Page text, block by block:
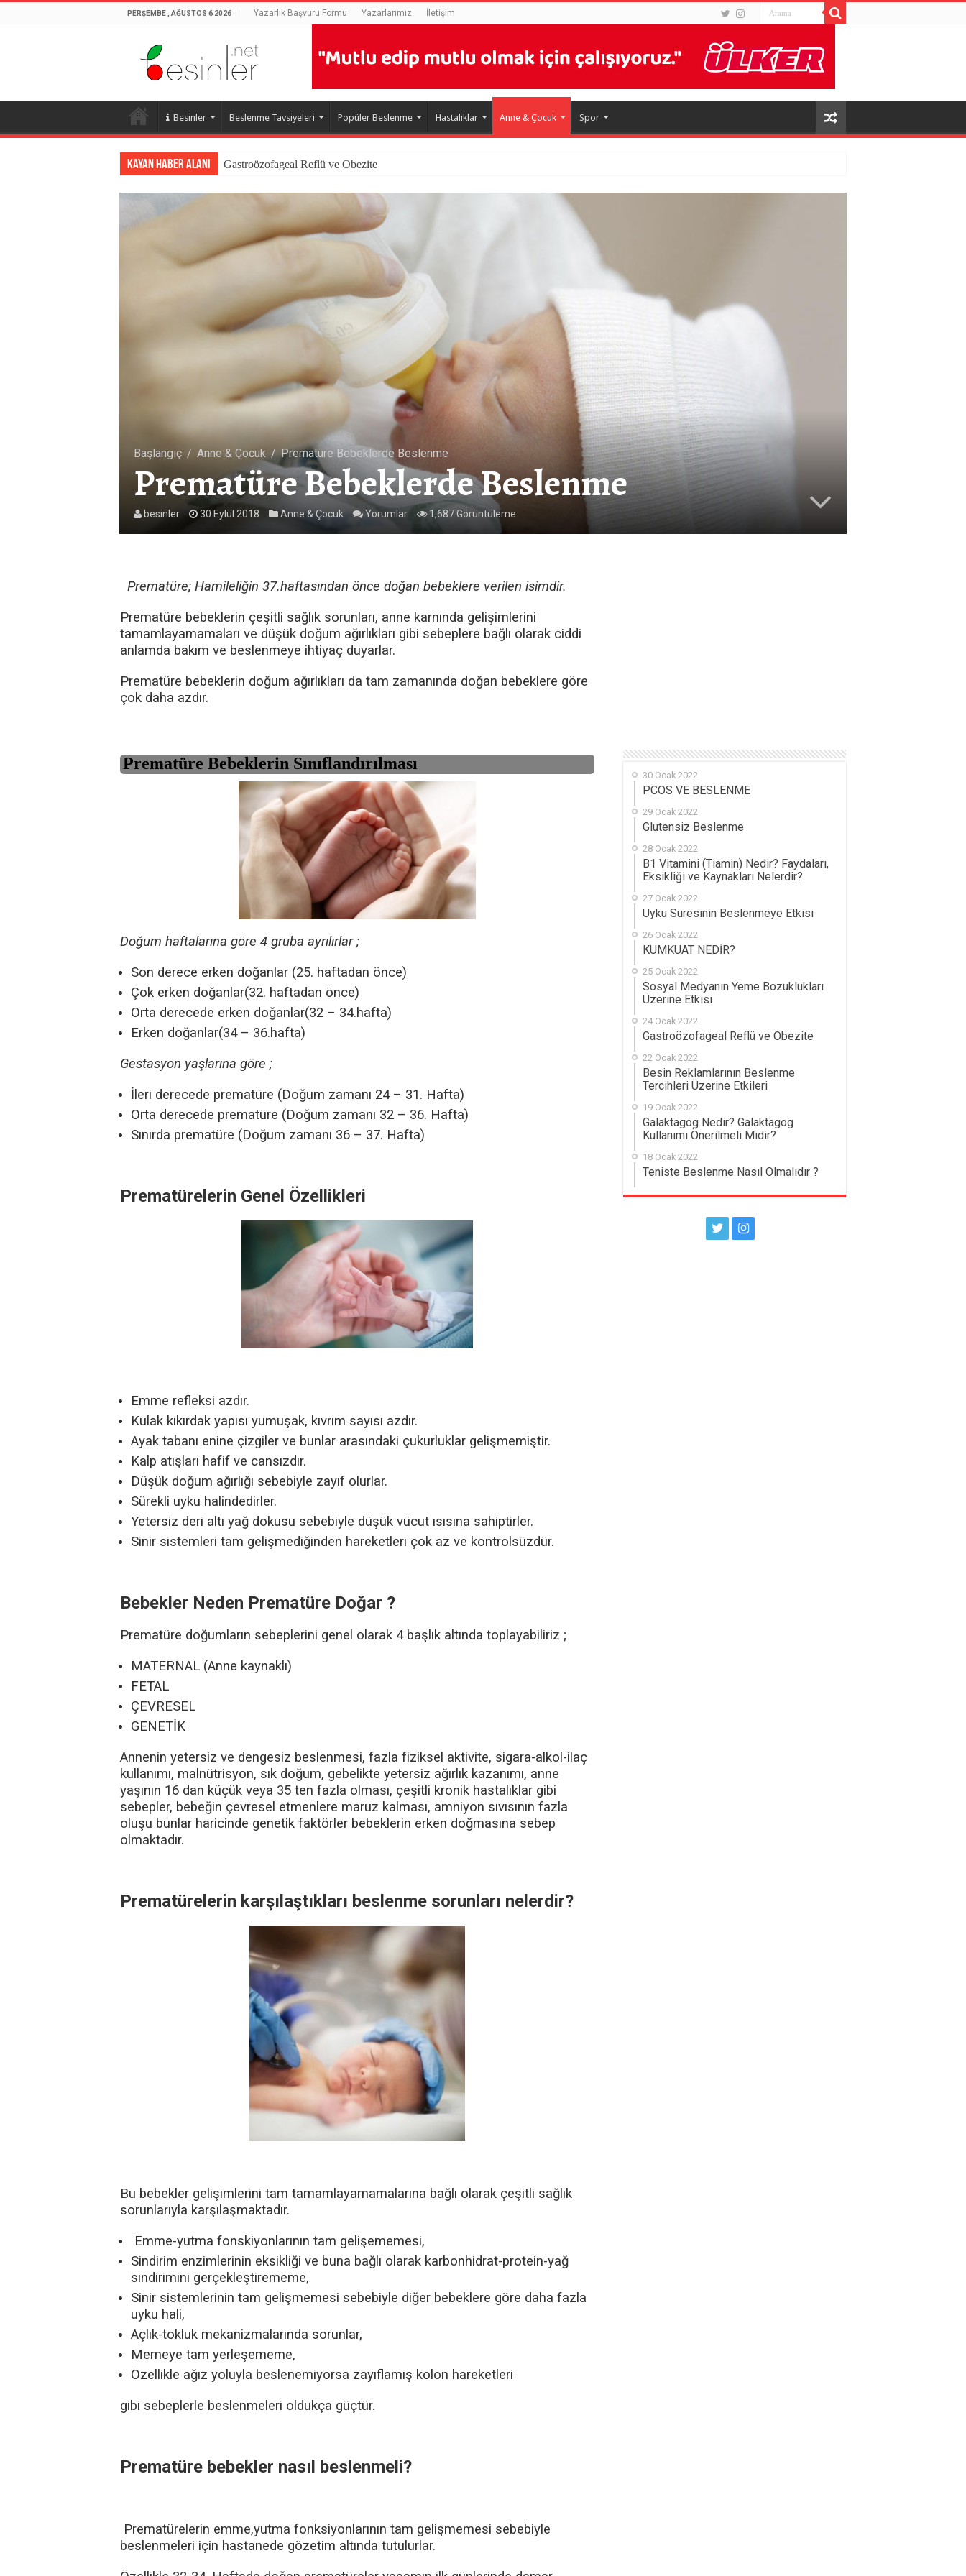
PERŞEMBE , AĞUSTOS 6 2026 Yazarlık Başvuru Formu Yazarlarımız İletişim
Besinler Beslenme Tavsiyeleri Popüler Beslenme Hastalıklar Anne & Çocuk Spor
Kayan Haber Alanı Gastroözofageal Reflü ve Obezite
Başlangıç / Anne & Çocuk / Prematüre Bebeklerde Beslenme
Prematüre Bebeklerde Beslenme
besinler 30 Eylül 2018 Anne & Çocuk Yorumlar 1,687 Görüntüleme
Prematüre; Hamileliğin 37.haftasından önce doğan bebeklere verilen isimdir.
Prematüre bebeklerin çeşitli sağlık sorunları, anne karnında gelişimlerini
tamamlayamamaları ve düşük doğum ağırlıkları gibi sebeplere bağlı olarak ciddi
anlamda bakım ve beslenmeye ihtiyaç duyarlar.
Prematüre bebeklerin doğum ağırlıkları da tam zamanında doğan bebeklere göre
çok daha azdır.
Prematüre Bebeklerin Sınıflandırılması
Doğum haftalarına göre 4 gruba ayrılırlar ;
Son derece erken doğanlar (25. haftadan önce)
Çok erken doğanlar(32. haftadan önce)
Orta derecede erken doğanlar(32 – 34.hafta)
Erken doğanlar(34 – 36.hafta)
Gestasyon yaşlarına göre ;
İleri derecede prematüre (Doğum zamanı 24 – 31. Hafta)
Orta derecede prematüre (Doğum zamanı 32 – 36. Hafta)
Sınırda prematüre (Doğum zamanı 36 – 37. Hafta)
Prematürelerin Genel Özellikleri
Emme refleksi azdır.
Kulak kıkırdak yapısı yumuşak, kıvrım sayısı azdır.
Ayak tabanı enine çizgiler ve bunlar arasındaki çukurluklar gelişmemiştir.
Kalp atışları hafif ve cansızdır.
Düşük doğum ağırlığı sebebiyle zayıf olurlar.
Sürekli uyku halindedirler.
Yetersiz deri altı yağ dokusu sebebiyle düşük vücut ısısına sahiptirler.
Sinir sistemleri tam gelişmediğinden hareketleri çok az ve kontrolsüzdür.
Bebekler Neden Prematüre Doğar ?
Prematüre doğumların sebeplerini genel olarak 4 başlık altında toplayabiliriz ;
MATERNAL (Anne kaynaklı)
FETAL
ÇEVRESEL
GENETİK
Annenin yetersiz ve dengesiz beslenmesi, fazla fiziksel aktivite, sigara-alkol-ilaç
kullanımı, malnütrisyon, sık doğum, gebelikte yetersiz ağırlık kazanımı, anne
yaşının 16 dan küçük veya 35 ten fazla olması, çeşitli kronik hastalıklar gibi
sebepler, bebeğin çevresel etmenlere maruz kalması, amniyon sıvısının fazla
oluşu bunlar haricinde genetik faktörler bebeklerin erken doğmasına sebep
olmaktadır.
Prematürelerin karşılaştıkları beslenme sorunları nelerdir?
Bu bebekler gelişimlerini tam tamamlayamamalarına bağlı olarak çeşitli sağlık
sorunlarıyla karşılaşmaktadır.
Emme-yutma fonskiyonlarının tam gelişememesi,
Sindirim enzimlerinin eksikliği ve buna bağlı olarak karbonhidrat-protein-yağ
sindirimini gerçekleştirememe,
Sinir sistemlerinin tam gelişmemesi sebebiyle diğer bebeklere göre daha fazla
uyku hali,
Açlık-tokluk mekanizmalarında sorunlar,
Memeye tam yerleşememe,
Özellikle ağız yoluyla beslenemiyorsa zayıflamış kolon hareketleri
gibi sebeplerle beslenmeleri oldukça güçtür.
Prematüre bebekler nasıl beslenmeli?
Prematürelerin emme,yutma fonksiyonlarının tam gelişmemesi sebebiyle
beslenmeleri için hastanede gözetim altında tutulurlar.
30 Ocak 2022
PCOS VE BESLENME
29 Ocak 2022
Glutensiz Beslenme
28 Ocak 2022
B1 Vitamini (Tiamin) Nedir? Faydaları,
Eksikliği ve Kaynakları Nelerdir?
27 Ocak 2022
Uyku Süresinin Beslenmeye Etkisi
26 Ocak 2022
KUMKUAT NEDİR?
25 Ocak 2022
Sosyal Medyanın Yeme Bozuklukları
Üzerine Etkisi
24 Ocak 2022
Gastroözofageal Reflü ve Obezite
22 Ocak 2022
Besin Reklamlarının Beslenme
Tercihleri Üzerine Etkileri
19 Ocak 2022
Galaktagog Nedir? Galaktagog
Kullanımı Önerilmeli Midir?
18 Ocak 2022
Teniste Beslenme Nasıl Olmalıdır ?